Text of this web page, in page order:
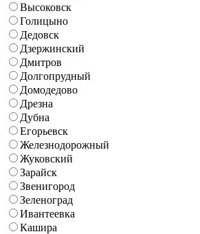
Высоковск
Голицыно
Дедовск
Дзержинский
Дмитров
Долгопрудный
Домодедово
Дрезна
Дубна
Егорьевск
Железнодорожный
Жуковский
Зарайск
Звенигород
Зеленоград
Ивантеевка
Кашира